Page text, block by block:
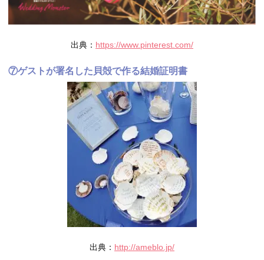
出典： https://www.pinterest.com/
⑦ゲストが署名した貝殻で作る結婚証明書
出典： http://ameblo.jp/